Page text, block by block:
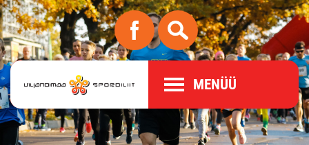
MENÜÜ